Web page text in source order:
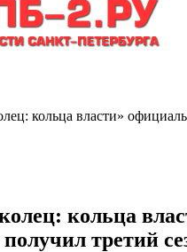
кольца власти»
кольца
третий